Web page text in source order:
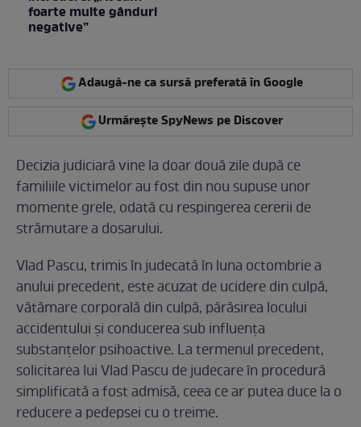
foarte multe gânduri
negative”
Adaugă-ne ca sursă preferată în Google
Urmărește SpyNews pe Discover
Decizia judiciară vine la doar două zile după ce
familiile victimelor au fost din nou supuse unor
momente grele, odată cu respingerea cererii de
strămutare a dosarului.
Vlad Pascu, trimis în judecată în luna octombrie a
anului precedent, este acuzat de ucidere din culpă,
vătămare corporală din culpă, părăsirea locului
accidentului și conducerea sub influența
substanțelor psihoactive. La termenul precedent,
solicitarea lui Vlad Pascu de judecare în procedură
simplificată a fost admisă, ceea ce ar putea duce la o
reducere a pedepsei cu o treime.